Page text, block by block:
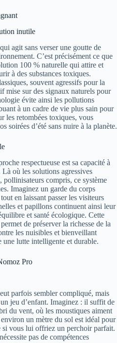
inutile
agit sans verser une goutte de
C’est précisément ce que
100 % naturelle qui attire et
à des substances toxiques.
souvent agressifs pour la
mise sur des signaux naturels pour
évite ainsi les pollutions
à un cadre de vie plus sain pour
les retombées toxiques, vous
soirées d’été sans nuire à la planète.
respectueuse est sa capacité à
où les solutions agressives
pollinisateurs compris, ce système
Imaginez un garde du corps
en laissant passer les visiteurs
et papillons continuent ainsi leur
et santé écologique. Cette
de préserver la richesse de la
les nuisibles et bienveillant
une lutte intelligente et durable.
Pro
parfois sembler compliqué, mais
jeu d’enfant. Imaginez : il suffit de
du vent, où les moustiques aiment
un mètre du sol est idéal pour
vous lui offriez un perchoir parfait.
pas de compétences